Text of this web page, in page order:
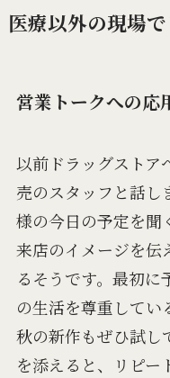
医療以外の現場
営業トークへの応
以前ドラッグストア
売のスタッフと話し
様の今日の予定を聞
来店のイメージを伝
るそうです。最初
の生活を尊重してい
秋の新作もぜひ試し
を添えると、リピー